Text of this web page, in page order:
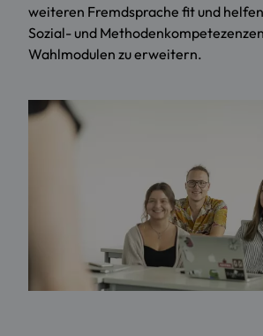
weiteren Fremdsprache fit und
Sozial- und
Wahlmodulen zu erweitern.